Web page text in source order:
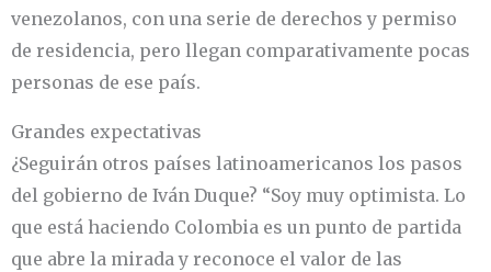
venezolanos, con una serie de derechos y permiso
de residencia, pero llegan comparativamente pocas
personas de ese país.
Grandes expectativas
¿Seguirán otros países latinoamericanos los pasos
del gobierno de Iván Duque? “Soy muy optimista. Lo
que está haciendo Colombia es un punto de partida
que abre la mirada y reconoce el valor de las